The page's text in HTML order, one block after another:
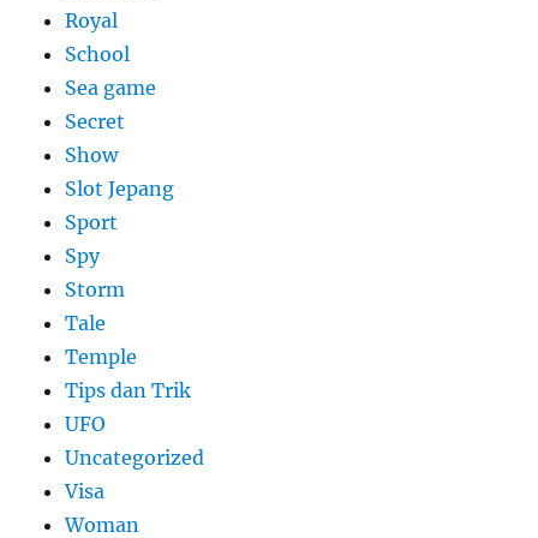
Royal
School
Sea game
Secret
Show
Slot Jepang
Sport
Spy
Storm
Tale
Temple
Tips dan Trik
UFO
Uncategorized
Visa
Woman